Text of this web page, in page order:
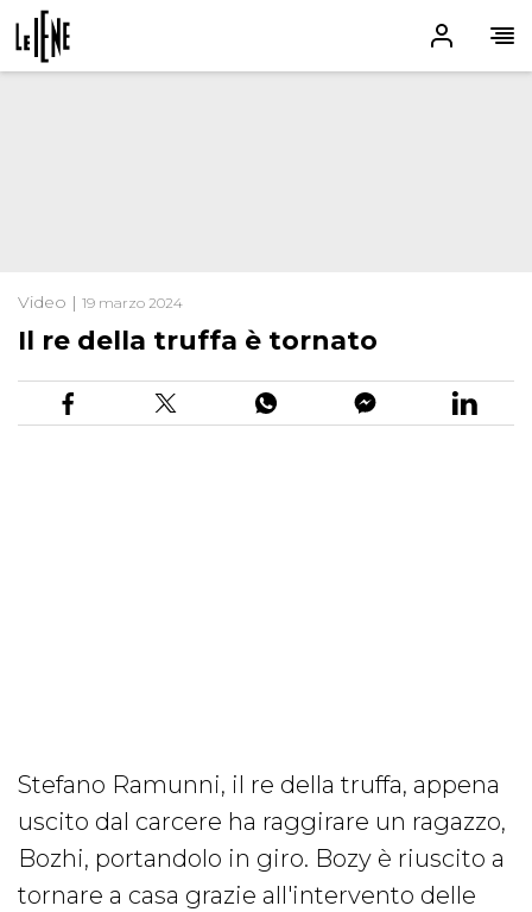
Video | 19 marzo 2024
Il re della truffa è tornato
Stefano Ramunni, il re della truffa, appena
uscito dal carcere ha raggirare un ragazzo,
Bozhi, portandolo in giro. Bozy è riuscito a
tornare a casa grazie all'intervento delle